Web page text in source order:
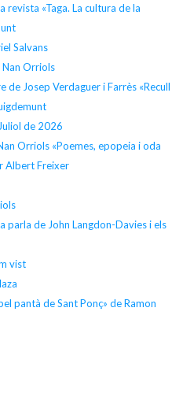
revista «Taga. La cultura de la
Salvans
Nan Orriols
de Josep Verdaguer i Farrès «Recull
de 2026
Orriols «Poemes, epopeia i oda
Albert Freixer
parla de John Langdon-Davies i els
vist
pantà de Sant Ponç» de Ramon